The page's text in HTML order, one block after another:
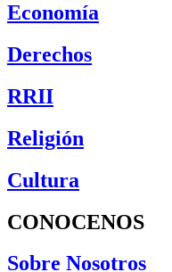
Economía
Derechos
RRII
Religión
Cultura
CONOCENOS
Sobre Nosotros